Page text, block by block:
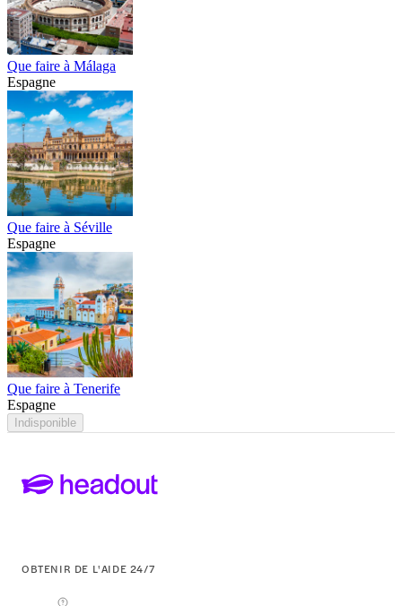
Que faire à Málaga
Espagne
Que faire à Séville
Espagne
Que faire à Tenerife
Espagne
Indisponible
OBTENIR DE L'AIDE 24/7